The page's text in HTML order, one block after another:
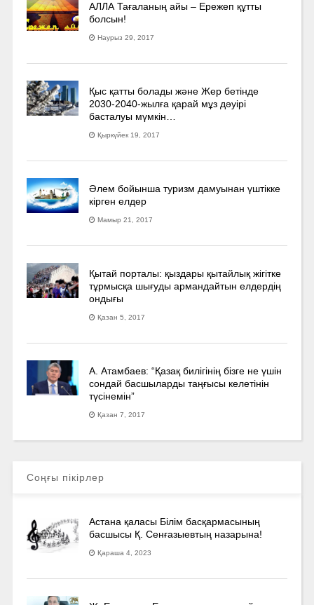
АЛЛА Тағаланың айы – Ережеп құтты
болсын!
Наурыз 29, 2017
Қыс қатты болады және Жер бетінде
2030-2040­-жылға қарай мұз дәуірі
басталуы мүмкін…
Қыркүйек 19, 2017
Әлем бойынша туризм дамуынан үштікке
кірген елдер
Мамыр 21, 2017
Қытай порталы: қыздары қытайлық жігітке
тұрмысқа шығуды армандайтын елдердің
ондығы
Қазан 5, 2017
А. Атамбаев: “Қазақ билігінің бізге не үшін
сондай басшыларды таңғысы келетінін
түсінемін”
Қазан 7, 2017
Соңғы пікірлер
Астана қаласы Білім басқармасының
басшысы Қ. Сенғазыевтың назарына!
Қараша 4, 2023